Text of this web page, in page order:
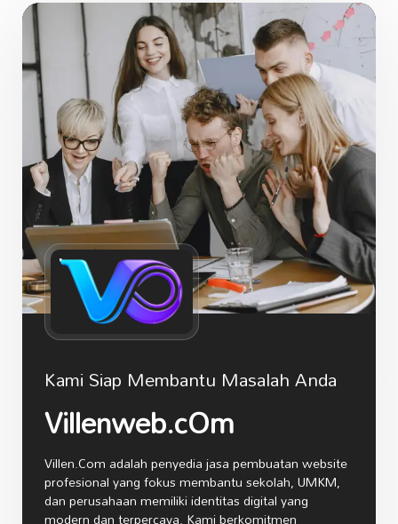
Kami Siap Membantu Masalah Anda
Villenweb.cOm
Villen.Com adalah penyedia jasa pembuatan website
profesional yang fokus membantu sekolah, UMKM,
dan perusahaan memiliki identitas digital yang
modern dan terpercaya. Kami berkomitmen